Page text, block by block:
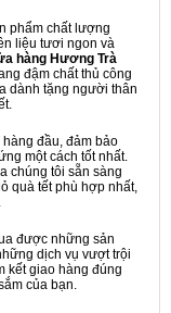
phẩm chất lượng
liệu tươi ngon và
hàng Hương Trà
đậm chất thủ công
dành tặng người thân
đầu, đảm bảo
một cách tốt nhất.
chúng tôi sẵn sàng
quà tết phù hợp nhất,
được những sản
dịch vụ vượt trội
kết giao hàng đúng
của bạn.